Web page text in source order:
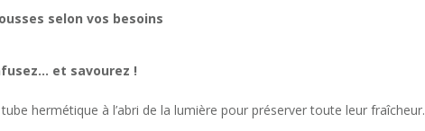
selon vos besoins
et savourez !
hermétique à l’abri de la lumière pour préserver toute leur fraîcheur.